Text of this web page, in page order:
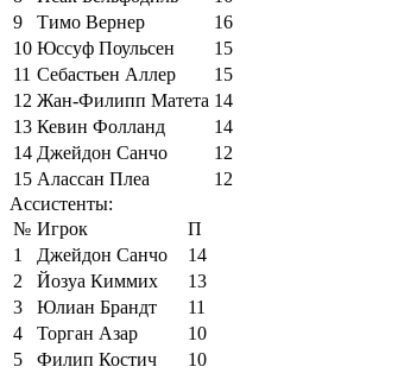
9
Тимо Вернер
16
10 Юссуф Поульсен
15
11 Себастьен Аллер
15
12 Жан-Филипп Матета 14
13 Кевин Фолланд
14
14 Джейдон Санчо
12
15 Алассан Плеа
12
Ассистенты:
№ Игрок
П
1
Джейдон Санчо
14
2
Йозуа Киммих
13
3
Юлиан Брандт
11
4
Торган Азар
10
5
Филип Костич
10